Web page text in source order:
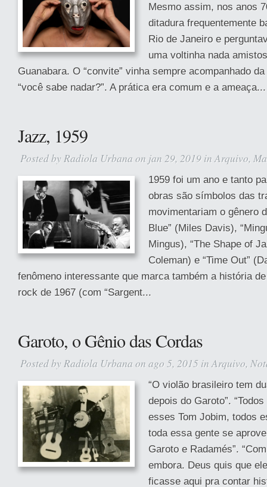
Mesmo assim, nos anos
ditadura frequentemente
Rio de Janeiro e
uma voltinha nada
Guanabara. O “convite” vinha sempre acompanhado
“você sabe nadar?”. A prática era comum e a ameaça...
Jazz, 1959
Posted by Radiola Urbana on jan 29, 2019 inArquivo,
1959 foi um ano e tanto
obras são símbolos das
movimentariam o gênero
Blue” (Miles Davis),
Mingus), “The Shape of
Coleman) e “Time Out”
fenômeno interessante que marca também a história
rock de 1967 (com “Sargent...
Garoto, o Gênio das Cordas
Posted by Radiola Urbana on ago 5, 2015 inArquivo,
“O violão brasileiro tem
depois do Garoto”.
esses Tom Jobim, todos
toda essa gente se
Garoto e Radamés”.
embora. Deus quis que
ficasse aqui pra contar